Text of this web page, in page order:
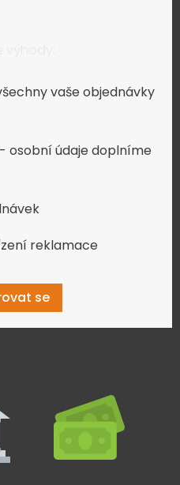
vaše objednávky
- osobní údaje doplníme
reklamace
se